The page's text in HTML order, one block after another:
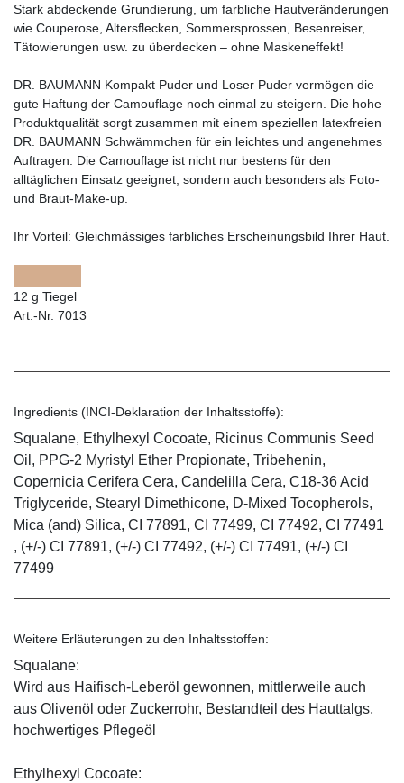
Stark abdeckende Grundierung, um farbliche Hautveränderungen
wie Couperose, Altersflecken, Sommersprossen, Besenreiser,
Tätowierungen usw. zu überdecken – ohne Maskeneffekt!
DR. BAUMANN Kompakt Puder und Loser Puder vermögen die
gute Haftung der Camouflage noch einmal zu steigern. Die hohe
Produktqualität sorgt zusammen mit einem speziellen latexfreien
DR. BAUMANN Schwämmchen für ein leichtes und angenehmes
Auftragen. Die Camouflage ist nicht nur bestens für den
alltäglichen Einsatz geeignet, sondern auch besonders als Foto-
und Braut-Make-up.
Ihr Vorteil: Gleichmässiges farbliches Erscheinungsbild Ihrer Haut.
12 g Tiegel
Art.-Nr. 7013
Ingredients (INCI-Deklaration der Inhaltsstoffe):
Squalane, Ethylhexyl Cocoate, Ricinus Communis Seed
Oil, PPG-2 Myristyl Ether Propionate, Tribehenin,
Copernicia Cerifera Cera, Candelilla Cera, C18-36 Acid
Triglyceride, Stearyl Dimethicone, D-Mixed Tocopherols,
Mica (and) Silica, CI 77891, CI 77499, CI 77492, CI 77491
, (+/-) CI 77891, (+/-) CI 77492, (+/-) CI 77491, (+/-) CI
77499
Weitere Erläuterungen zu den Inhaltsstoffen:
Squalane:
Wird aus Haifisch-Leberöl gewonnen, mittlerweile auch
aus Olivenöl oder Zuckerrohr, Bestandteil des Hauttalgs,
hochwertiges Pflegeöl
Ethylhexyl Cocoate: